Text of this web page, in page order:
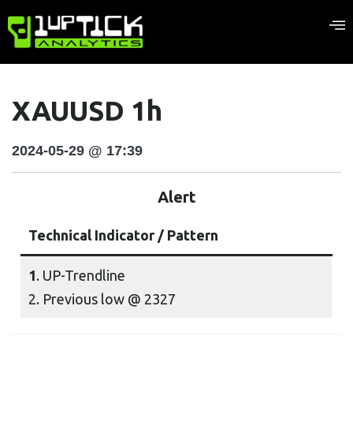
XAUUSD 1h
2024-05-29 @ 17:39
Alert
Technical Indicator / Pattern
1. UP-Trendline
2. Previous low @ 2327